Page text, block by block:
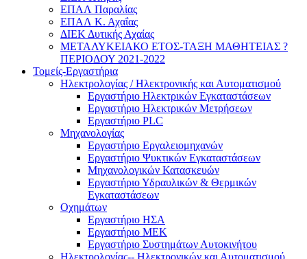
ΕΠΑΛ Παραλίας
ΕΠΑΛ Κ. Αχαΐας
ΔΙΕΚ Δυτικής Αχαίας
ΜΕΤΑΛΥΚΕΙΑΚΟ ΕΤΟΣ-ΤΑΞΗ ΜΑΘΗΤΕΙΑΣ ?
ΠΕΡΙΟΔΟΥ 2021-2022
Τομείς-Εργαστήρια
Ηλεκτρολογίας / Ηλεκτρονικής και Αυτοματισμού
Εργαστήριο Ηλεκτρικών Εγκαταστάσεων
Εργαστήριο Ηλεκτρικών Μετρήσεων
Εργαστήριο PLC
Μηχανολογίας
Εργαστήριο Εργαλειομηχανών
Εργαστήριο Ψυκτικών Εγκαταστάσεων
Μηχανολογικών Κατασκευών
Εργαστήριο Υδραυλικών & Θερμικών
Εγκαταστάσεων
Οχημάτων
Εργαστήριο ΗΣΑ
Εργαστήριο ΜΕΚ
Εργαστήριο Συστημάτων Αυτοκινήτου
Ηλεκτρολογίας-- Ηλεκτρονικών και Αυτοματισμού